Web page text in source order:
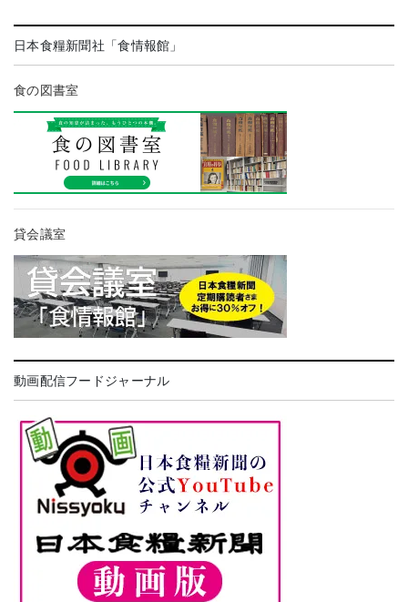
日本食糧新聞社「食情報館」
食の図書室
貸会議室
動画配信フードジャーナル